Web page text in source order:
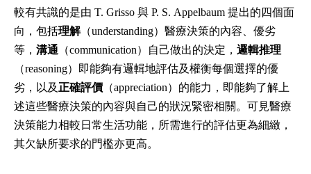
較有共識的是由 T. Grisso 與 P. S. Appelbaum 提出的四個面
向，包括理解（understanding）醫療決策的內容、優劣
等， 溝通 （communication）自己做出的決定， 邏輯推理
（reasoning）即能夠有邏輯地評估及權衡每個選擇的優
劣，以及 正確評價 （appreciation）的能力，即能夠了解上
述這些醫療決策的內容與自己的狀況緊密相關。可見醫療
決策能力相較日常生活功能，所需進行的評估更為細緻，
其欠缺所要求的門檻亦更高。